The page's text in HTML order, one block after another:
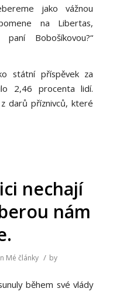
jako vážnou
na Libertas,
Bobošíkovou?“
státní příspěvek za
2,46 procenta lidí.
darů příznivců, které
nechají
nám
Mé články / by
během své vlády